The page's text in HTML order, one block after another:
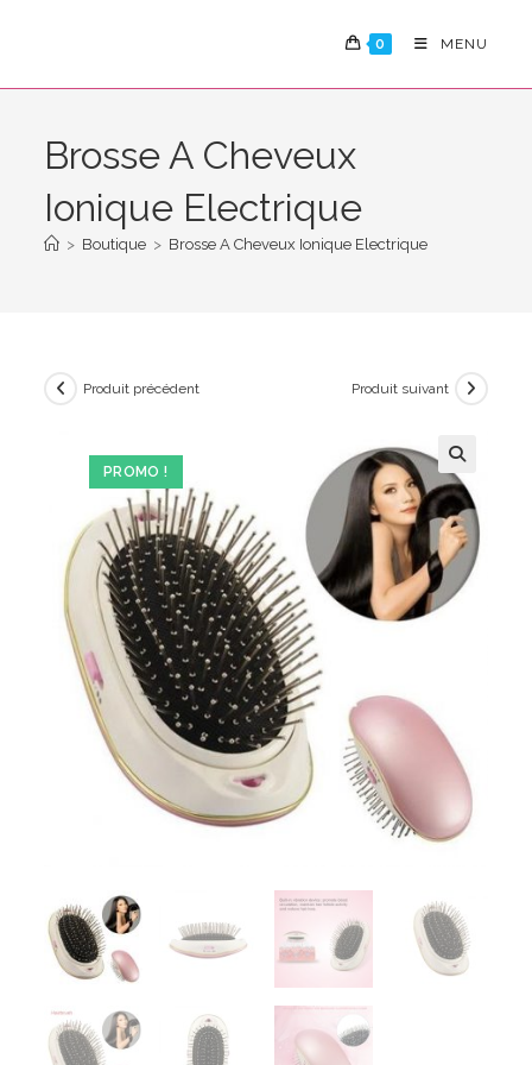
0 MENU
Brosse A Cheveux
Ionique Electrique
> Boutique > Brosse A Cheveux Ionique Electrique
PROMO !
Produit précédent Produit suivant